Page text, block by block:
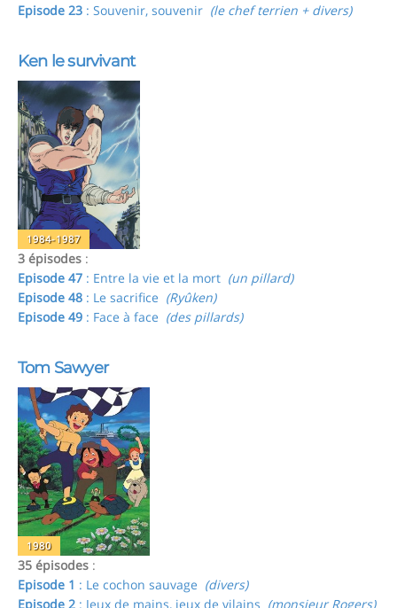
Episode 23 : Souvenir, souvenir (le chef terrien + divers)
Ken le survivant
1984-1987
3 épisodes :
Episode 47 : Entre la vie et la mort (un pillard)
Episode 48 : Le sacrifice (Ryûken)
Episode 49 : Face à face (des pillards)
Tom Sawyer
1980
35 épisodes :
Episode 1 : Le cochon sauvage (divers)
Episode 2 : Jeux de mains, jeux de vilains (monsieur Rogers)